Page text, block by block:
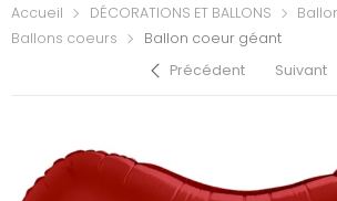
Accueil DÉCORATIONS ET BALLONS
Ballons coeurs
Ballon coeur géant
Précédent
Suivant